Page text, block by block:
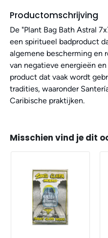
Productomschrijving
De "Plant Bag Bath Astral
een spiritueel badproduct
algemene bescherming en
van negatieve energieën
product dat vaak wordt
tradities, waaronder
Caribische praktijken.
Misschien vind je dit